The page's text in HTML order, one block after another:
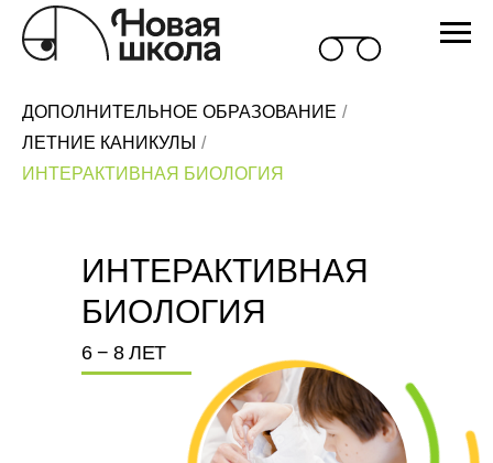
ДОПОЛНИТЕЛЬНОЕ ОБРАЗОВАНИЕ /
ЛЕТНИЕ КАНИКУЛЫ /
ИНТЕРАКТИВНАЯ БИОЛОГИЯ
6 − 8 ЛЕТ
ИНТЕРАКТИВНАЯ
БИОЛОГИЯ